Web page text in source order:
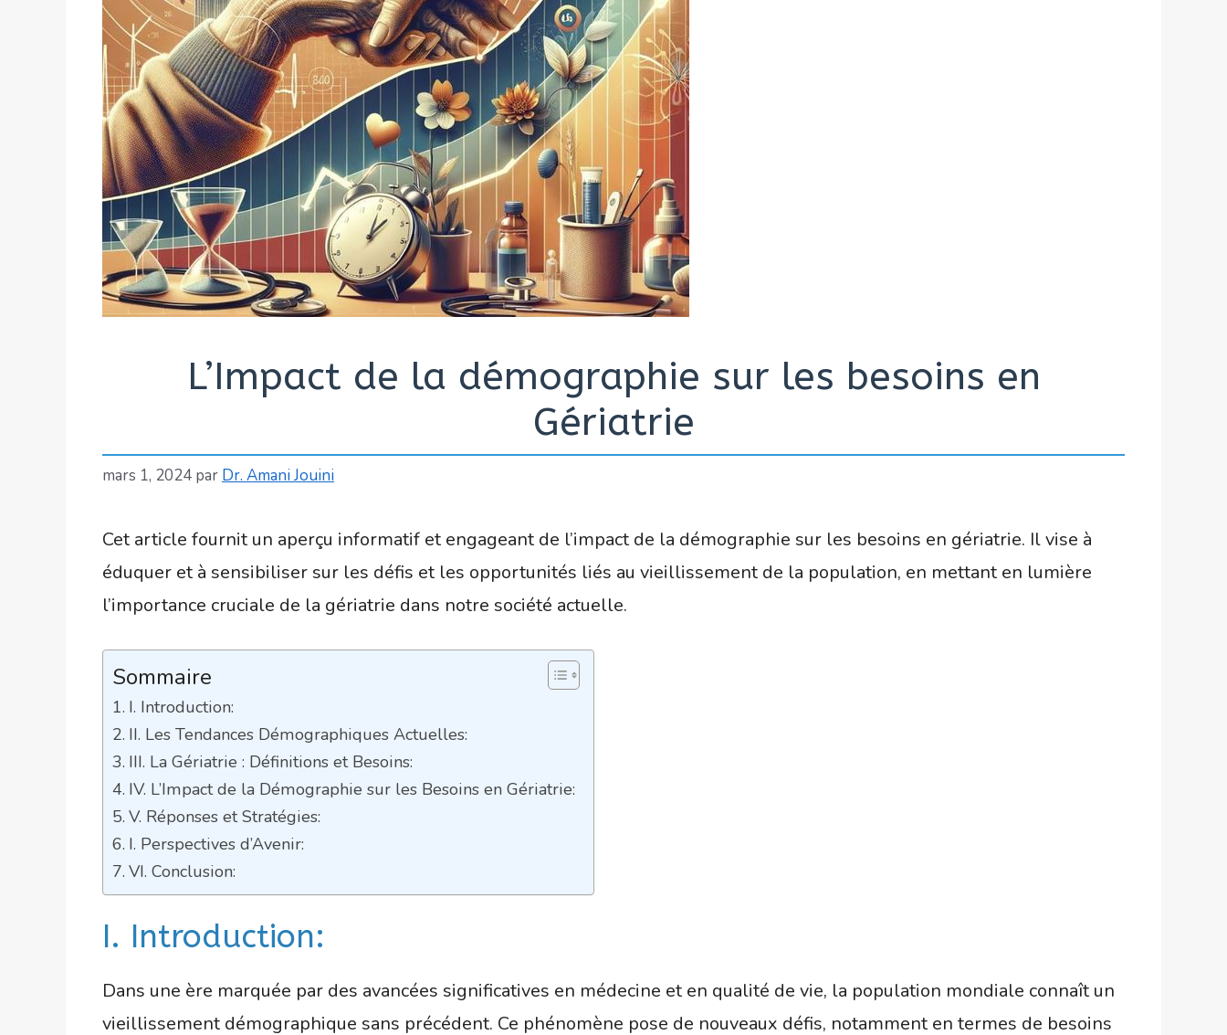
L’Impact de la démographie sur les besoins en
Gériatrie
mars 1, 2024 par Dr. Amani Jouini
Cet article fournit un aperçu informatif et engageant de l’impact de la démographie sur les besoins en gériatrie. Il vise à
éduquer et à sensibiliser sur les défis et les opportunités liés au vieillissement de la population, en mettant en lumière
l’importance cruciale de la gériatrie dans notre société actuelle.
Sommaire
I. Introduction:
II. Les Tendances Démographiques Actuelles:
III. La Gériatrie : Définitions et Besoins:
IV. L’Impact de la Démographie sur les Besoins en Gériatrie:
V. Réponses et Stratégies:
I. Perspectives d’Avenir:
VI. Conclusion:
I. Introduction:
Dans une ère marquée par des avancées significatives en médecine et en qualité de vie, la population mondiale connaît un
vieillissement démographique sans précédent. Ce phénomène pose de nouveaux défis, notamment en termes de besoins